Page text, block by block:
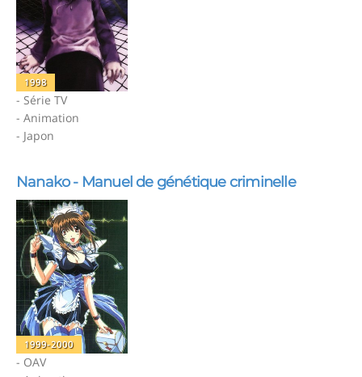
1998
- Série TV
- Animation
- Japon
Nanako - Manuel de génétique criminelle
1999-2000
- OAV